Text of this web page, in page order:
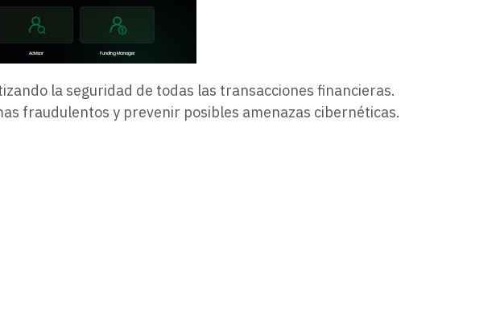
la seguridad de todas las transacciones financieras.
fraudulentos y prevenir posibles amenazas cibernéticas.